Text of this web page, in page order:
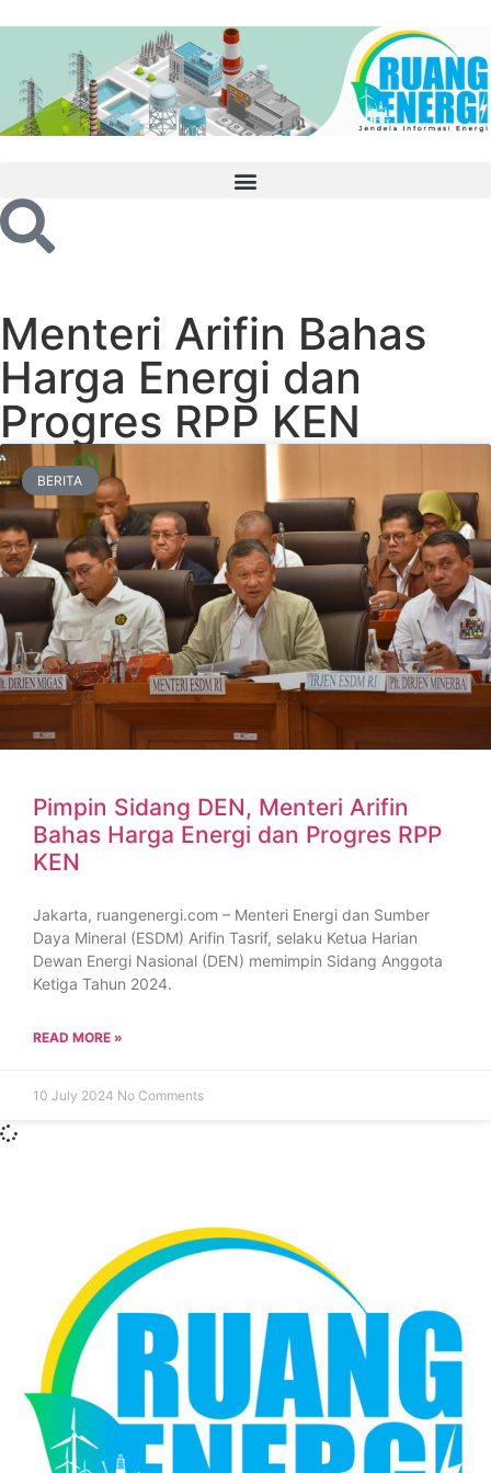
Menteri Arifin Bahas
Harga Energi dan
Progres RPP KEN
BERITA
Pimpin Sidang DEN, Menteri Arifin
Bahas Harga Energi dan Progres RPP
KEN
Jakarta, ruangenergi.com – Menteri Energi dan Sumber
Daya Mineral (ESDM) Arifin Tasrif, selaku Ketua Harian
Dewan Energi Nasional (DEN) memimpin Sidang Anggota
Ketiga Tahun 2024.
READ MORE »
10 July 2024 No Comments